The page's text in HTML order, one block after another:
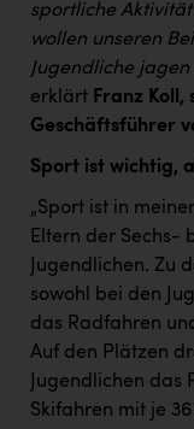
sportliche
wollen unseren
Jugendliche
erklärt Franz Koll,
Geschäftsführer
Sport ist wichtig,
„Sport ist in
Eltern der Sechs-
Jugendlichen. Zu
sowohl bei den
das Radfahren
Auf den Plätzen
Jugendlichen
Skifahren mit je